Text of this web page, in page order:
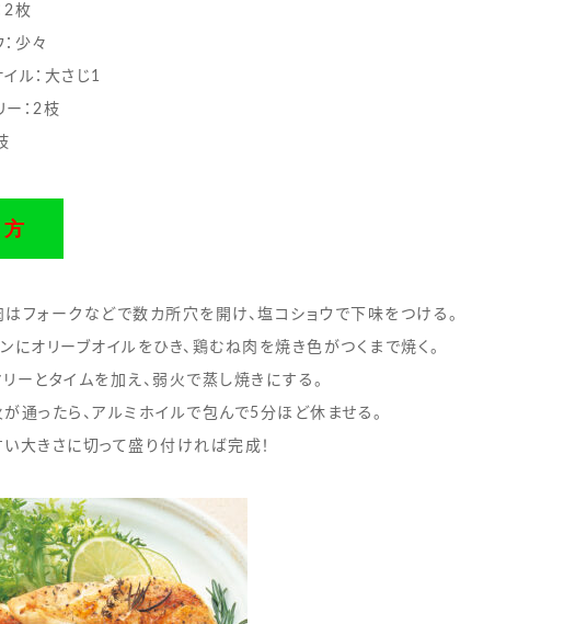
2枚
：少々
ル：大さじ1
ー：2枝
はフォークなどで数カ所穴を開け、塩コショウで下味をつける。
にオリーブオイルをひき、鶏むね肉を焼き色がつくまで焼く。
ーとタイムを加え、弱火で蒸し焼きにする。
通ったら、アルミホイルで包んで5分ほど休ませる。
い大きさに切って盛り付ければ完成！